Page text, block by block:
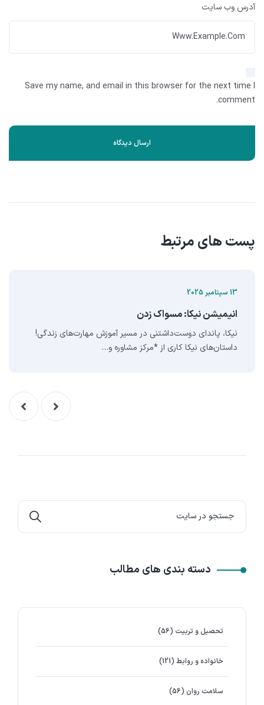
آدرس وب سایت
Save my name, and email in this browser for the next time I
comment.
پست های مرتبط
13 سپتامبر 2025
انيميشن نيکا: مسواک زدن
نیکا، پاندای دوست‌داشتنی در مسیر آموزش مهارت‌های زندگی!
داستان‌های نیکا کاری از *مرکز مشاوره و…
دسته بندی های مطالب
تحصیل و تربیت (56)
خانواده و روابط (121)
سلامت روان (56)